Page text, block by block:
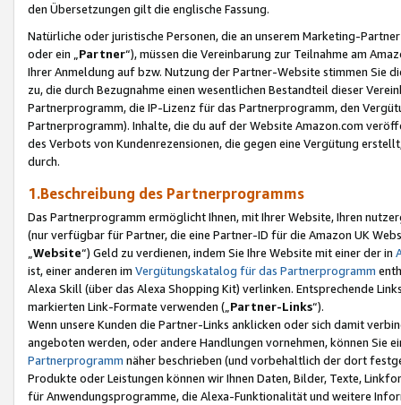
den Übersetzungen gilt die englische Fassung.
Natürliche oder juristische Personen, die an unserem Marketing-
oder ein „Partner“), müssen die Vereinbarung zur Teilnahme am
Ihrer Anmeldung auf bzw. Nutzung der Partner-Website stimmen Sie
zu, die durch Bezugnahme einen wesentlichen Bestandteil dieser
Partnerprogramm, die IP-Lizenz für das Partnerprogramm, den
Partnerprogramm). Inhalte, die du auf der Website Amazon.com
des Verbots von Kundenrezensionen, die gegen eine Vergütung
durch.
1.Beschreibung des Partnerprogramms
Das Partnerprogramm ermöglicht Ihnen, mit Ihrer Website, Ihren
(nur verfügbar für Partner, die eine Partner-ID für die Amazon UK
Website“) Geld zu verdienen, indem Sie Ihre Website mit einer der in
ist, einer anderen im Vergütungskatalog für das Partnerprogramm
Alexa Skill (über das Alexa Shopping Kit) verlinken. Entsprechende
markierten Link-Formate verwenden („ Partner-Links“).
Wenn unsere Kunden die Partner-Links anklicken oder sich damit
angeboten werden, oder andere Handlungen vornehmen, können Sie
Partnerprogramm näher beschrieben (und vorbehaltlich der dort
Produkte oder Leistungen können wir Ihnen Daten, Bilder, Texte,
für Anwendungsprogramme, die Alexa-Funktionalität und weitere